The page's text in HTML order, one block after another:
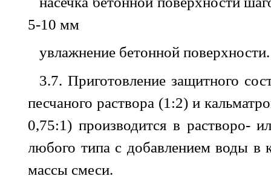
5-10 мм
увлажнение бетонной поверхности.
3.7. Приготовление защитного
песчаного раствора (1:2) и
0,75:1) производится в растворо-
любого типа с добавлением воды в
массы смеси.